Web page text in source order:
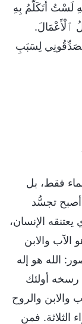
لَسْتُ أَتَكَلَّمُ بِهِ
ٱلْأَعْمَالَ.
لِسَبَبِ
فقط، بل
أصبح تجسُّد
الإنسان،
الآب والابن
الله هو إله
رسخه أولئك
والابن والروح
الثلاثة. فمن